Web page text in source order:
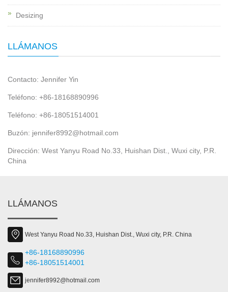
Desizing
LLÁMANOS
Contacto: Jennifer Yin
Teléfono: +86-18168890996
Teléfono: +86-18051514001
Buzón: jennifer8992@hotmail.com
Dirección: West Yanyu Road No.33, Huishan Dist., Wuxi city, P.R.
China
LLÁMANOS
West Yanyu Road No.33, Huishan Dist., Wuxi city, P.R. China
+86-18168890996
+86-18051514001
jennifer8992@hotmail.com